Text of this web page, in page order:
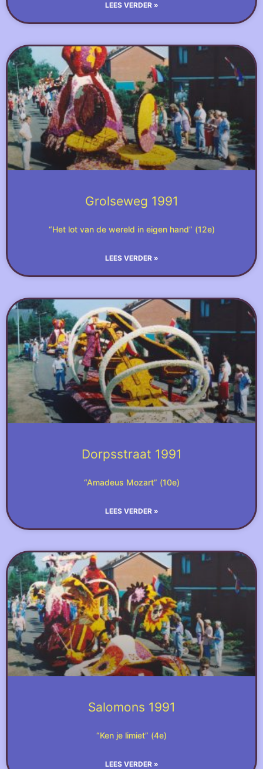
LEES VERDER »
Grolseweg 1991
“Het lot van de wereld in eigen hand” (12e)
LEES VERDER »
Dorpsstraat 1991
“Amadeus Mozart” (10e)
LEES VERDER »
Salomons 1991
“Ken je limiet” (4e)
LEES VERDER »